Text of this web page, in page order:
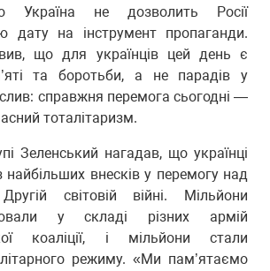
Україна не дозволить Росії
дату на інструмент пропаганди.
що для українців цей день є
та боротьби, а не парадів у
справжня перемога сьогодні —
тоталітаризм.
Зеленський нагадав, що українці
найбільших внесків у перемогу над
світовій війні. Мільйони
у складі різних армій
коаліції, і мільйони стали
режиму. «Ми пам’ятаємо